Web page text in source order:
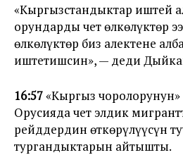
«Кыргызстандыктар иштей
орундарды чет өлкөлүктөр
өлкөлүктөр биз алектене
иштетишсин», — деди
16:57«Кыргыз чоролорунун»
Орусияда чет элдик
рейддердин өткөрүлүүсүн
тургандыктарын айтышты.